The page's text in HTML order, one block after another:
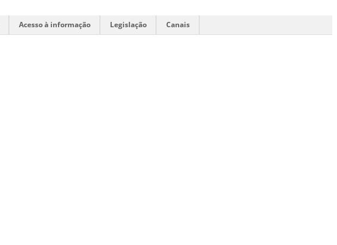
Acesso à informação Legislação Canais